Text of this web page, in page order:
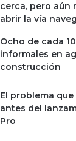
cerca, pero aún
abrir la vía
Ocho de cada
informales en
construcción
El problema
antes del
Pro